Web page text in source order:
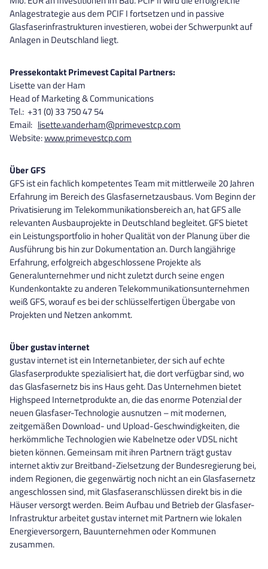
Anlagestrategie aus dem PCIF I fortsetzen und in passive
Glasfaserinfrastrukturen investieren, wobei der Schwerpunkt auf
Anlagen in Deutschland liegt.
Pressekontakt Primevest Capital Partners:
Lisette van der Ham
Head of Marketing & Communications
Tel.: +31 (0) 33 750 47 54
Email: lisette.vanderham@primevestcp.com
Website:www.primevestcp.com
Über GFS
GFS ist ein fachlich kompetentes Team mit mittlerweile 20 Jahren
Erfahrung im Bereich des Glasfasernetzausbaus. Vom Beginn der
Privatisierung im Telekommunikationsbereich an, hat GFS alle
relevanten Ausbauprojekte in Deutschland begleitet. GFS bietet
ein Leistungsportfolio in hoher Qualität von der Planung über die
Ausführung bis hin zur Dokumentation an. Durch langjährige
Erfahrung, erfolgreich abgeschlossene Projekte als
Generalunternehmer und nicht zuletzt durch seine engen
Kundenkontakte zu anderen Telekommunikationsunternehmen
weiß GFS, worauf es bei der schlüsselfertigen Übergabe von
Projekten und Netzen ankommt.
Über gustav internet
gustav internet ist ein Internetanbieter, der sich auf echte
Glasfaserprodukte spezialisiert hat, die dort verfügbar sind, wo
das Glasfasernetz bis ins Haus geht. Das Unternehmen bietet
Highspeed Internetprodukte an, die das enorme Potenzial der
neuen Glasfaser-Technologie ausnutzen – mit modernen,
zeitgemäßen Download- und Upload-Geschwindigkeiten, die
herkömmliche Technologien wie Kabelnetze oder VDSL nicht
bieten können. Gemeinsam mit ihren Partnern trägt gustav
internet aktiv zur Breitband-Zielsetzung der Bundesregierung bei,
indem Regionen, die gegenwärtig noch nicht an ein Glasfasernetz
angeschlossen sind, mit Glasfaseranschlüssen direkt bis in die
Häuser versorgt werden. Beim Aufbau und Betrieb der Glasfaser-
Infrastruktur arbeitet gustav internet mit Partnern wie lokalen
Energieversorgern, Bauunternehmen oder Kommunen
zusammen.